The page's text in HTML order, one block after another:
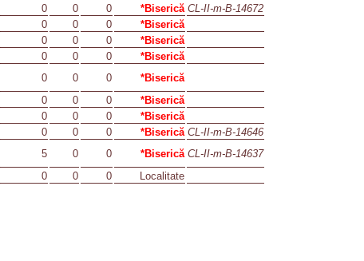
0 0 0 *Biserică CL-II-m-B-14672
0 0 0
*Biserică
0 0 0
*Biserică
0 0 0
*Biserică
0 0 0
*Biserică
0 0 0
*Biserică
0 0 0
*Biserică
0 0 0 *Biserică CL-II-m-B-14646
5 0 0 *Biserică CL-II-m-B-14637
0 0 0 Localitate